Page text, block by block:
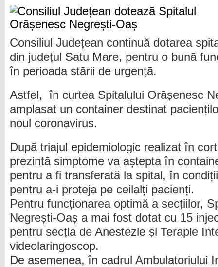
Consiliul Județean continuă dotarea
din județul Satu Mare, pentru o bună
în perioada stării de urgență.
Astfel, în curtea Spitalului Orășenesc
amplasat un container destinat
noul coronavirus.
După triajul epidemiologic realizat în
prezintă simptome va aștepta în
pentru a fi transferată la spital, în
pentru a-i proteja pe ceilalți pacienți.
Pentru funcționarea optimă a secțiilor,
Negrești-Oaș a mai fost dotat cu 15
pentru secția de Anestezie și Terapie
videolaringoscop.
De asemenea, în cadrul Ambulatoriului